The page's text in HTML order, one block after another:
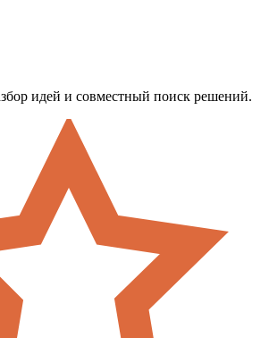
идей и совместный поиск решений.